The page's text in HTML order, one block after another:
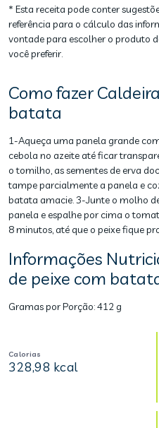
* Esta receita pode conter
referência para o cálculo das
vontade para escolher o produto
você preferir.
Como fazer
batata
1-Aqueça uma panela grande
cebola no azeite até ficar
o tomilho, as sementes de erva
tampe parcialmente a panela e
batata amacie. 3-Junte o molho
panela e espalhe por cima o
8 minutos, até que o peixe fique
Informações
de peixe com
Gramas por Porção:412 g
Calorias
328,98 kcal